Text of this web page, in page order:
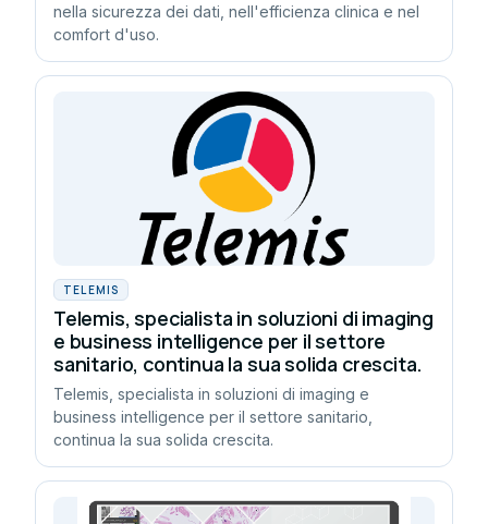
nella sicurezza dei dati, nell'efficienza clinica e nel
comfort d'uso.
TELEMIS
Telemis, specialista in soluzioni di imaging
e business intelligence per il settore
sanitario, continua la sua solida crescita.
Telemis, specialista in soluzioni di imaging e
business intelligence per il settore sanitario,
continua la sua solida crescita.